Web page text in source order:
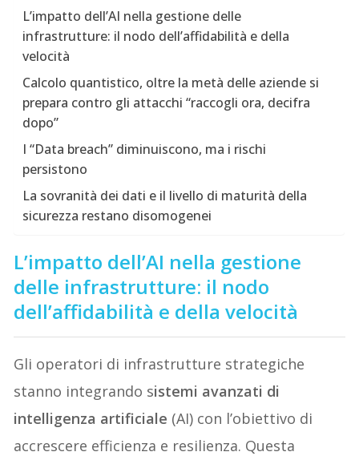
L’impatto dell’AI nella gestione delle
infrastrutture: il nodo dell’affidabilità e della
velocità
Calcolo quantistico, oltre la metà delle aziende si
prepara contro gli attacchi “raccogli ora, decifra
dopo”
I “Data breach” diminuiscono, ma i rischi
persistono
La sovranità dei dati e il livello di maturità della
sicurezza restano disomogenei
L’impatto dell’AI nella gestione
delle infrastrutture: il nodo
dell’affidabilità e della velocità
Gli operatori di infrastrutture strategiche
stanno integrando sistemi avanzati di
intelligenza artificiale (AI) con l’obiettivo di
accrescere efficienza e resilienza. Questa